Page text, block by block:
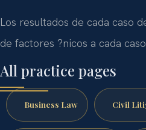
Los resultados de cada caso
de factores ?nicos a cada
All practice pages
Business Law Civil